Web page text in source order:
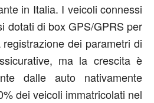
in Italia. I veicoli connessi
dotati di box GPS/GPRS per
dei parametri di
ma la crescita è
dalle auto nativamente
dei veicoli immatricolati nel